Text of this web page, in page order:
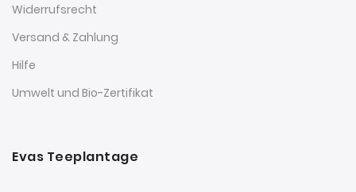
Widerrufsrecht
Versand & Zahlung
Hilfe
Umwelt und Bio-Zertifikat
Evas Teeplantage